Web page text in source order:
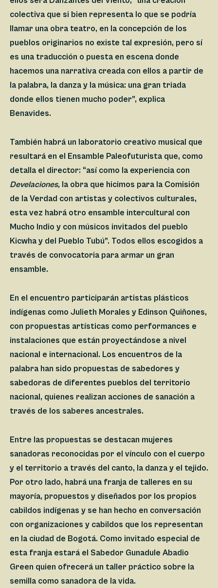
colectiva que si bien representa lo que se podría
llamar una obra teatro, en la concepción de los
pueblos originarios no existe tal expresión, pero sí
es una traducción o puesta en escena donde
hacemos una narrativa creada con ellos a partir de
la palabra, la danza y la música: una gran triada
donde ellos tienen mucho poder”, explica
Benavides.
También habrá un laboratorio creativo musical que
resultará en el Ensamble Paleofuturistaque, como
detalla el director: “así como la experiencia con
Develaciones,la obra que hicimos para la Comisión
de la Verdad con artistas y colectivos culturales,
esta vez habrá otro ensamble intercultural con
Mucho Indio y con músicos invitados del pueblo
Kicwha y del Pueblo Tubú”. Todos ellos escogidos a
través de convocatoria para armar un gran
ensamble.
En el encuentro participarán artistas plásticos
indígenas como Julieth Morales y Edinson Quiñones,
con propuestas artísticas como performances e
instalaciones que están proyectándose a nivel
nacional e internacional. Los encuentros de la
palabra han sido propuestas de sabedores y
sabedoras de diferentes pueblos del territorio
nacional, quienes realizan acciones de sanación a
través de los saberes ancestrales.
Entre las propuestas se destacan mujeres
sanadoras reconocidas por el vínculo con el cuerpo
y el territorio a través del canto, la danza y el tejido.
Por otro lado, habrá una franja de talleres en su
mayoría, propuestos y diseñados por los propios
cabildos indígenas y se han hecho en conversación
con organizaciones y cabildos que los representan
en la ciudad de Bogotá. Como invitado especial de
esta franja estará el Sabedor Gunadule Abadio
Green quien ofrecerá un taller práctico sobre la
semilla como sanadora de la vida.